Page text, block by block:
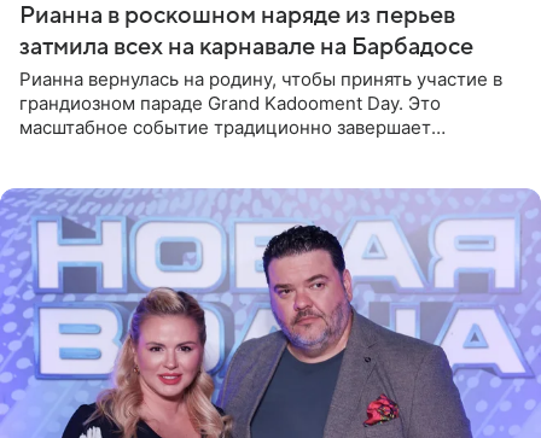
Рианна в роскошном наряде из перьев
затмила всех на карнавале на Барбадосе
Рианна вернулась на родину, чтобы принять участие в
грандиозном параде Grand Kadooment Day. Это
масштабное событие традиционно завершает